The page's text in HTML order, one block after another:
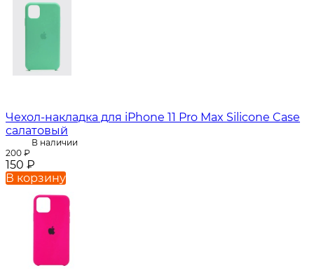
Чехол-накладка для iPhone 11 Pro Max Silicone Case
салатовый
В наличии
200 ₽
150 ₽
В корзину